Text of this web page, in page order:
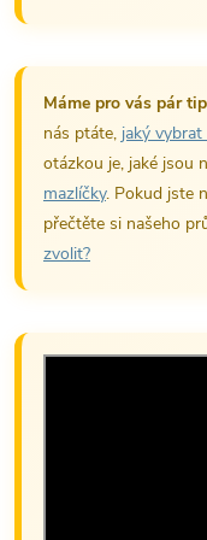
Máme pro vás pár
nás ptáte, jaký vybrat
otázkou je, jaké jsou
mazlíčky. Pokud jste
přečtěte si našeho
zvolit?